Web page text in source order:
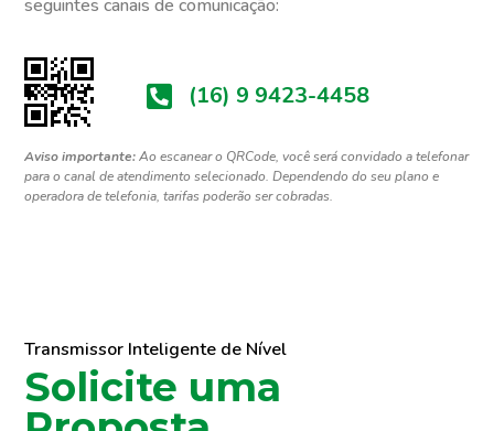
seguintes canais de comunicação:
(16) 9 9423-4458
Aviso importante:Ao escanear o QRCode, você será convidado a telefonar
para o canal de atendimento selecionado. Dependendo do seu plano e
operadora de telefonia, tarifas poderão ser cobradas.
Transmissor Inteligente de Nível
Solicite uma